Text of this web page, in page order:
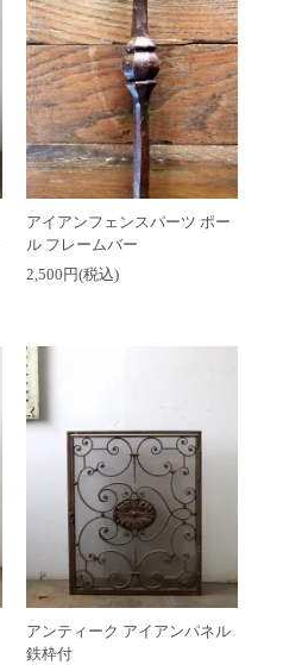
アイアンフェンスパーツ ポー
ル フレームバー
2,500円(税込)
アンティーク アイアンパネル
鉄枠付